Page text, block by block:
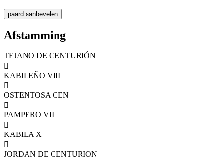
Afstamming
TEJANO DE CENTURIÓN

KABILEÑO VIII

OSTENTOSA CEN

PAMPERO VII

KABILA X

JORDAN DE CENTURION